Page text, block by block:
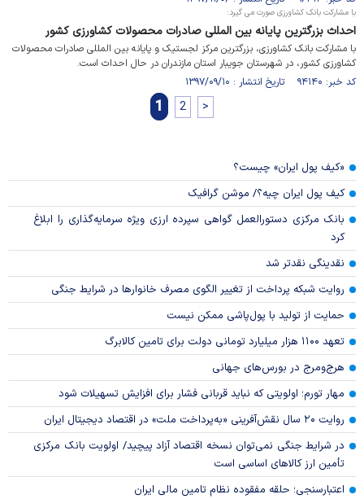
با مشارکت بانک کشاورزی صورت می گیرد:
احداث بزرگترین پایانه بین المللی صادرات محصولات کشاورزی کشور
با مشارکت بانک کشاورزی، بزرگترین مرکز لجستیک و پایانه بین المللی صادرات محصولات
کشاورزی کشور، در شهرستان جویبار استان مازندران در حال احداث است.
کد خبر: ۹۴۱۴۰ تاریخ انتشار : ۱۳۹۷/۰۹/۱۰
1 2 >
«کیف پول ایران» چیست؟
کیف پول ایران چیه؟/ موشن گرافیک
بانک مرکزی دستورالعمل گواهی سپرده ارزی ویژه سرمایه‌گذاری را ابلاغ
کرد
نقدینگی نقدتر شد
روایت شبکه پرداخت از تغییر الگوی مصرف خانوار‌ها در شرایط جنگی
حمایت از تولید با پول‌پاشی ممکن نیست
تعهد ۱۱۰۰ هزار میلیارد تومانی دولت برای تامین کالابرگ
هرج‌ومرج در بورس‌های جهانی
مهار تورم؛ اولویتی که نباید قربانی فشار برای افزایش تسهیلات شود
روایت ۲۰ سال نقش‌آفرینی «به‌پرداخت ملت» در اقتصاد دیجیتال ایران
در شرایط جنگی نمی‌توان نسخه اقتصاد آزاد پیچید/ اولویت بانک مرکزی
تأمین ارز کالا‌های اساسی است
اعتبارسنجی؛ حلقه مفقوده نظام تامین مالی ایران